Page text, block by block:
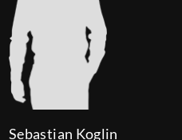
Sebastian Koglin